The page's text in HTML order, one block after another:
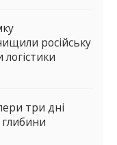
російську
логістики
три дні
глибини